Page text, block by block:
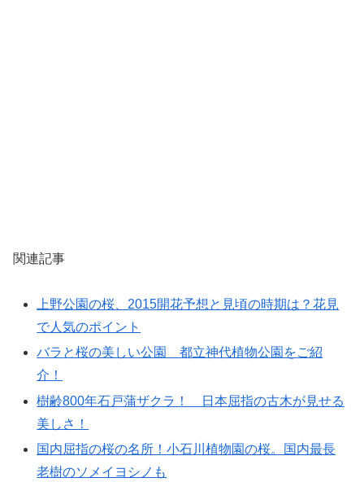
関連記事
上野公園の桜、2015開花予想と見頃の時期は？花見
で人気のポイント
バラと桜の美しい公園 都立神代植物公園をご紹
介！
樹齢800年石戸蒲ザクラ！ 日本屈指の古木が見せる
美しさ！
国内屈指の桜の名所！小石川植物園の桜。国内最長
老樹のソメイヨシノも